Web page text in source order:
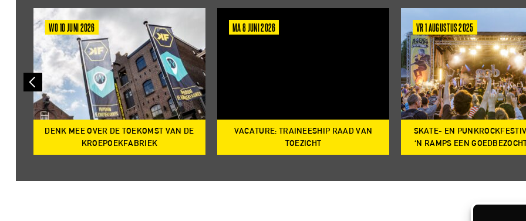
WO 10 JUNI 2026
DENK MEE OVER DE TOEKOMST VAN DE
KROEPOEKFABRIEK
MA 8 JUNI 2026
VACATURE: TRAINEESHIP RAAD VAN
TOEZICHT
VR 1 AUGUSTUS 2025
SKATE- EN
‘N RAMPS EEN